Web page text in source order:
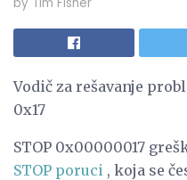
Vodič za rešavanje
0x17
STOP 0x00000017
STOP poruci , koja se